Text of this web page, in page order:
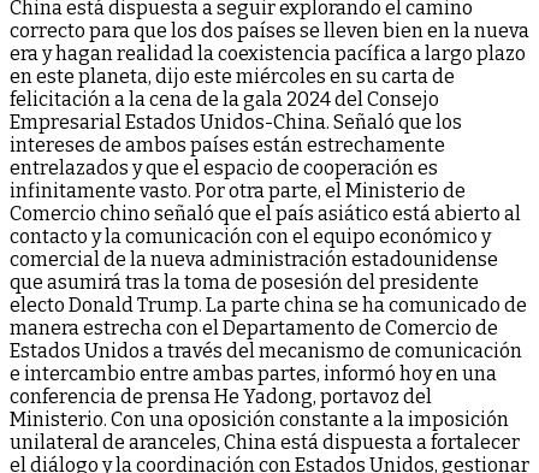
China
y
EEUU
deben
elegir
el
diálogo
no
la
China está dispuesta a seguir explorando el camino
correcto para que los dos países se lleven bien en la nueva
era y hagan realidad la coexistencia pacífica a largo plazo
en este planeta, dijo este miércoles en su carta de
felicitación a la cena de la gala 2024 del Consejo
Empresarial Estados Unidos-China. Señaló que los
intereses de ambos países están estrechamente
entrelazados y que el espacio de cooperación es
infinitamente vasto. Por otra parte, el Ministerio de
Comercio chino señaló que el país asiático está abierto al
contacto y la comunicación con el equipo económico y
comercial de la nueva administración estadounidense
que asumirá tras la toma de posesión del presidente
electo Donald Trump. La parte china se ha comunicado de
manera estrecha con el Departamento de Comercio de
Estados Unidos a través del mecanismo de comunicación
e intercambio entre ambas partes, informó hoy en una
conferencia de prensa He Yadong, portavoz del
Ministerio. Con una oposición constante a la imposición
unilateral de aranceles, China está dispuesta a fortalecer
el diálogo y la coordinación con Estados Unidos, gestionar